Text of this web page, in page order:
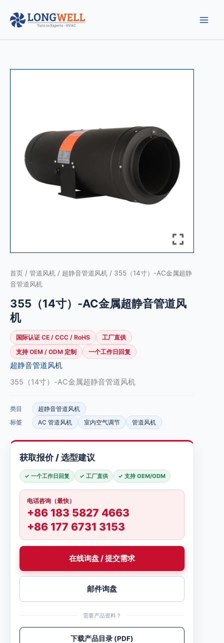
容
首页 / 管道风机 / 超静音管道风机 / 355（14寸）-AC金属超静
音管道风机
355（14寸）-AC金属超静音管道风
机
国际认证 CE / CCC / RoHS
工厂直供
支持 OEM / ODM 定制
一个工作日回复
超静音管道风机
355（14寸）-AC金属超静音管道风机
类目
超静音管道风机
标签
AC 管道风机 室内空气调节 管道风机
获取报价 / 选型建议
✓ 一个工作日回复 ✓ 工厂直供 ✓ 支持 OEM/ODM
电话咨询（最快）
+86 183 5827 4663
+86 177 6731 3153
在线询盘 / 提交需求
邮件询盘
需要产品资料？
下载产品目录 (PDF)